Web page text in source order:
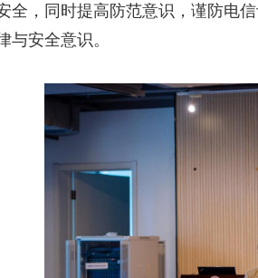
全，同时提高防范意识，谨防电
与安全意识。